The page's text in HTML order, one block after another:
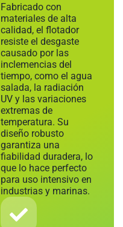
Fabricado con
materiales de alta
calidad, el flotador
resiste el desgaste
causado por las
inclemencias del
tiempo, como el agua
salada, la radiación
UV y las variaciones
extremas de
temperatura. Su
diseño robusto
garantiza una
fiabilidad duradera, lo
que lo hace perfecto
para uso intensivo en
industrias y marinas.